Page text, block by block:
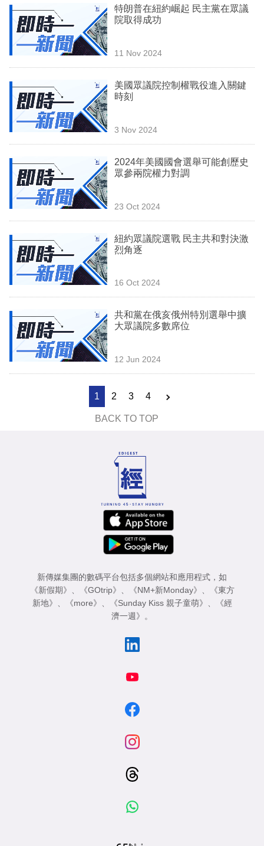
訂
閱
特朗普在紐約崛起 民主黨在眾議
院取得成功
11 Nov 2024
美國眾議院控制權戰役進入關鍵
時刻
3 Nov 2024
2024年美國國會選舉可能創歷史
眾參兩院權力對調
23 Oct 2024
紐約眾議院選戰 民主共和對決激
烈角逐
16 Oct 2024
共和黨在俄亥俄州特別選舉中擴
大眾議院多數席位
12 Jun 2024
1 2 3 4
BACK TO TOP
新傳媒集團的數碼平台包括多個網站和應用程式，如
《新假期》 、 《GOtrip》 、 《NM+新Monday》 、
《東方
新地》 、 《more》 、 《Sunday Kiss 親子童萌》 、
《經
濟一週》 。